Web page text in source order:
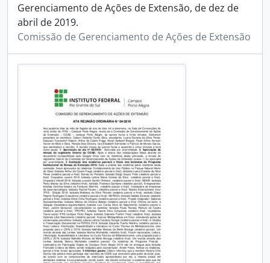
Gerenciamento de Ações de Extensão, de dez de
abril de 2019.
Comissão de Gerenciamento de Ações de Extensão